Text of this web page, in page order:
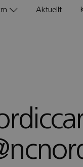
Aktuellt